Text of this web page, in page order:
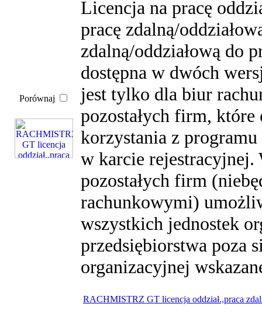
Porównaj
Licencja na pracę
pracę zdalną/
zdalną/oddziałową do
dostępna w dwóch
jest tylko dla biur
pozostałych firm,
korzystania z
w karcie rejestracyjnej.
pozostałych firm
rachunkowymi)
wszystkich jednostek
przedsiębiorstwa poza
organizacyjnej
RACHMISTRZ GT licencja oddział.,praca